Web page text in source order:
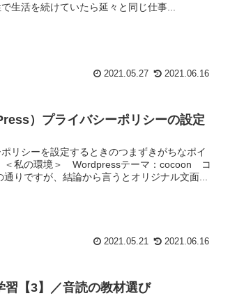
生活を続けていたら延々と同じ仕事...
2021.05.27 2021.06.16
）プライバシーポリシーの設定
リシーを設定するときのつまずきがちなポイ
＜私の環境＞ Wordpressテーマ：cocoon コ
りですが、結論から言うとオリジナル文面...
2021.05.21 2021.06.16
習【3】／音読の教材選び